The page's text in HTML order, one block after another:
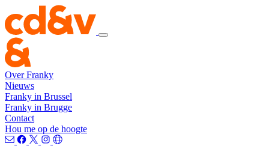
Over Franky
Nieuws
Franky in Brussel
Franky in Brugge
Contact
Hou me op de hoogte